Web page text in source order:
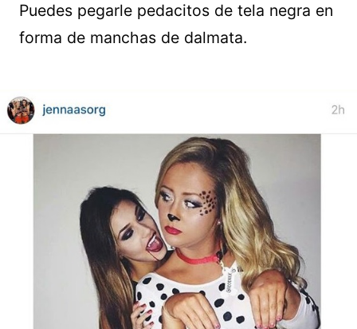
Puedes pegarle pedacitos de tela negra en
forma de manchas de dalmata.